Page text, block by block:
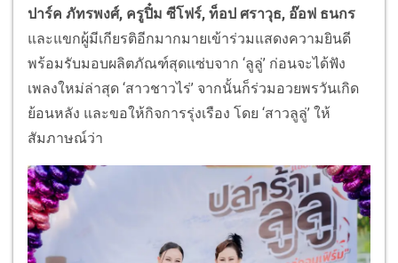
ปาร์ค ภัทรพงศ์, ครูปิ๋ม ซีโฟร์, ท็อป ศราวุธ, อ๊อฟ ธนกร
และแขกผู้มีเกียรติอีกมากมายเข้าร่วมแสดงความยินดี
พร้อมรับมอบผลิตภัณฑ์สุดแซ่บจาก ‘ลูลู่’ ก่อนจะได้ฟัง
เพลงใหม่ล่าสุด ‘สาวชาวไร่’ จากนั้นก็ร่วมอวยพรวันเกิด
ย้อนหลัง และขอให้กิจการรุ่งเรือง โดย ‘สาวลูลู่’ ให้
สัมภาษณ์ว่า